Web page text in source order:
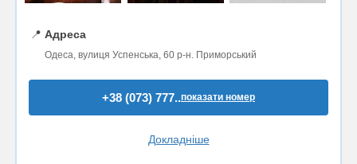
📍 Адреса
Одеса, вулиця Успенська, 60 р-н. Приморський
+38 (073) 777..показати номер
Докладніше